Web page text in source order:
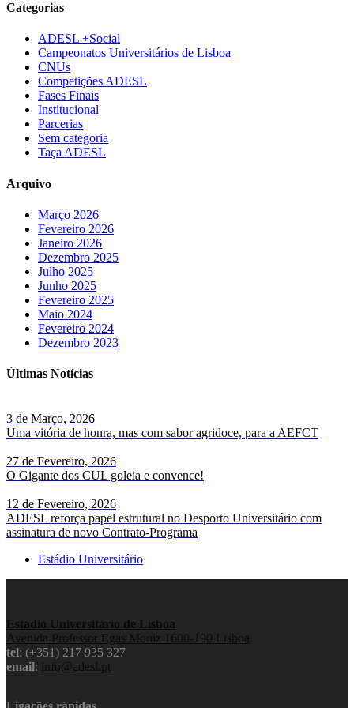
Categorias
ADESL +Social
Campeonatos Universitários de Lisboa
CNUs
Competições ADESL
Fases Finais
Institucional
Parcerias
Sem categoria
Taça ADESL
Arquivo
Março 2026
Fevereiro 2026
Janeiro 2026
Dezembro 2025
Julho 2025
Junho 2025
Fevereiro 2025
Maio 2024
Fevereiro 2024
Dezembro 2023
Últimas Notícias
3 de Março, 2026
Uma vitória de honra, mas com sabor agridoce, para a AEFCT
27 de Fevereiro, 2026
O Gigante dos CUL goleia e convence!
12 de Fevereiro, 2026
ADESL reforça papel estrutural no Desporto Universitário com
assinatura de novo Contrato-Programa
Estádio Universitário
Estádio Universitário de Lisboa
Avenida Professor Egas Moniz 1600-190 Lisboa
tel: (+351) 217 935 327
email: info@adesl.pt